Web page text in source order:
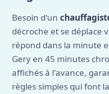
Besoin d'un
décroche et se déplace
répond dans la minute
Gery en 45 minutes
affichés à l'avance,
règles simples qui font